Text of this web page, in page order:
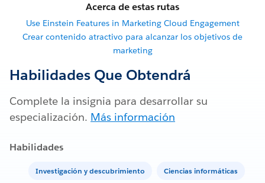
Acerca de estas rutas
Use Einstein Features in Marketing Cloud Engagement
Crear contenido atractivo para alcanzar los objetivos de
marketing
Habilidades Que Obtendrá
Complete la insignia para desarrollar su
especialización. Más información
Habilidades
Investigación y descubrimiento Ciencias informáticas